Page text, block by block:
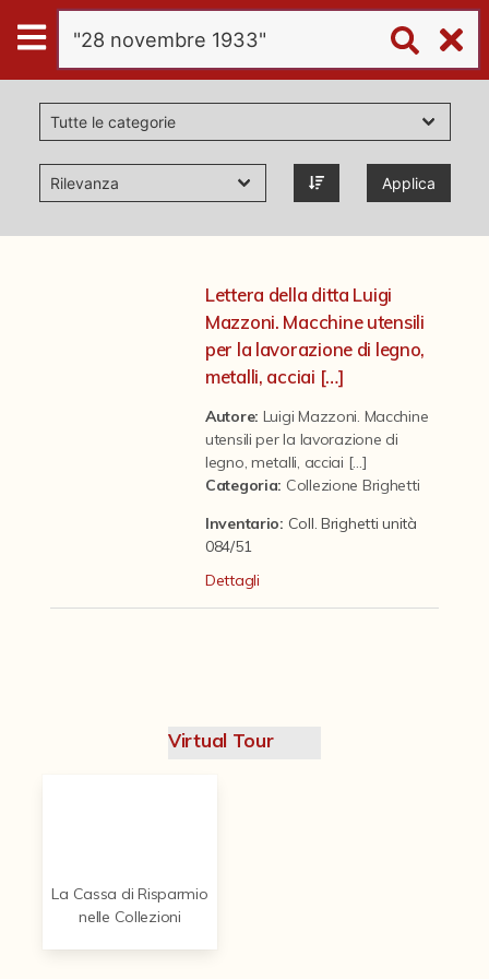
Digital
Humanities
Donazioni
Pubblicazioni
Il progetto Digital Humanities
Applica
Lettera della ditta Luigi
Mazzoni. Macchine utensili
per la lavorazione di legno,
metalli, acciai […]
Autore: Luigi Mazzoni. Macchine
utensili per la lavorazione di
legno, metalli, acciai […]
Categoria: Collezione Brighetti
Inventario: Coll. Brighetti unità
084/51
Dettagli
Virtual Tour
La Cassa di Risparmio
nelle Collezioni